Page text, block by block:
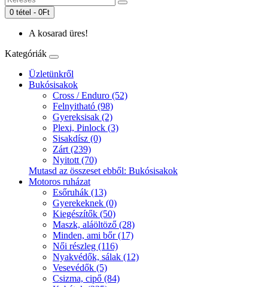
0 tétel - 0Ft
A kosarad üres!
Kategóriák
Üzletünkről
Bukósisakok
Cross / Enduro (52)
Felnyitható (98)
Gyereksisak (2)
Plexi, Pinlock (3)
Sisakdísz (0)
Zárt (239)
Nyitott (70)
Mutasd az összeset ebből: Bukósisakok
Motoros ruházat
Esőruhák (13)
Gyerekeknek (0)
Kiegészítők (50)
Maszk, aláöltöző (28)
Minden, ami bőr (17)
Női részleg (116)
Nyakvédők, sálak (12)
Vesevédők (5)
Csizma, cipő (84)